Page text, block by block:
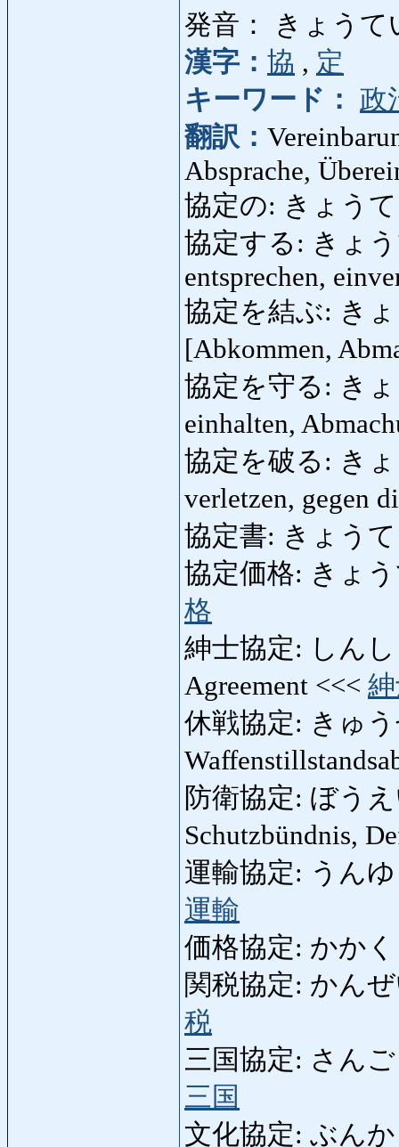
発音： きょうて
漢字： 協 , 定
キーワード： 政
翻訳：
Absprache,
協定の: きょう
協定する: きょう
entsprechen,
協定を結ぶ: き
[Abkommen,
協定を守る: き
einhalten,
協定を破る: き
verletzen, gegen
協定書: きょうて
協定価格: きょう
格
紳士協定: しんし
Agreement <<<
休戦協定: きゅ
防衛協定: ぼう
Schutzbündnis,
運輸協定: うんゆ
運輸
価格協定: かか
関税協定: かん
税
三国協定: さん
三国
文化協定: ぶん